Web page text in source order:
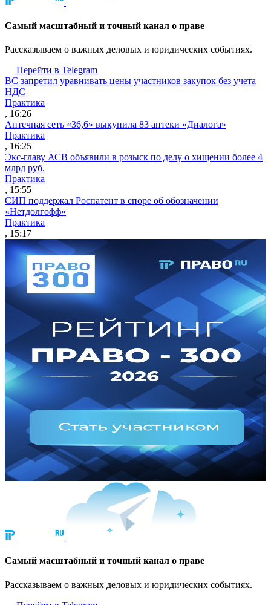
Cамый масштабный и точный канал о праве
Рассказываем о важных деловых и юридических событиях.
Перейти в Telegram
ВС запретил уравнивать цены участников закупок без учета
НДС
Практика
, 16:26
Аптечная сеть «36,6» выкупила 83 аптеки «Диалога»
Практика
, 16:25
Экс-главу АСВ объявили в розыск по делу о хищении более 4
млрд руб.
Практика
, 15:55
СИП поддержал Роспатент в споре об обозначении
«Нетдолгофф»
Практика
, 15:17
Cамый масштабный и точный канал о праве
Рассказываем о важных деловых и юридических событиях.